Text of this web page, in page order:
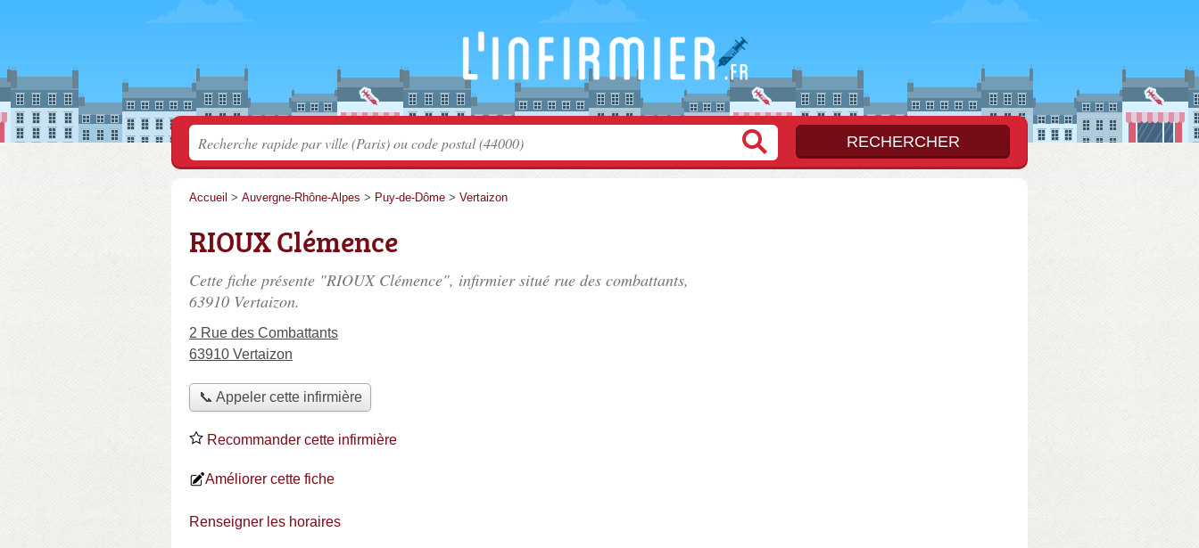
Accueil > Auvergne-Rhône-Alpes > Puy-de-Dôme > Vertaizon
RIOUX Clémence
Cette fiche présente "RIOUX Clémence", infirmier situé rue des combattants,
63910 Vertaizon.
2 Rue des Combattants
63910 Vertaizon
📞 Appeler cette infirmière
Recommander cette infirmière
Améliorer cette fiche
Renseigner les horaires